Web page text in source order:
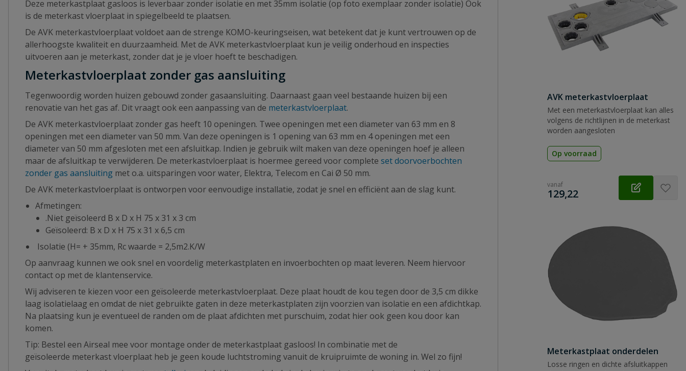
Deze meterkastplaat gasloos is leverbaar zonder isolatie en met 35mm isolatie (op foto exemplaar zonder isolatie) Ook
is de meterkast vloerplaat in spiegelbeeld te plaatsen.
De AVK meterkastvloerplaat voldoet aan de strenge KOMO-keuringseisen, wat betekent dat je kunt vertrouwen op de
allerhoogste kwaliteit en duurzaamheid. Met de AVK meterkastvloerplaat kun je veilig onderhoud en inspecties
uitvoeren aan je meterkast, zonder dat je je vloer hoeft te beschadigen.
Meterkastvloerplaat zonder gas aansluiting
Tegenwoordig worden huizen gebouwd zonder gasaansluiting. Daarnaast gaan veel bestaande huizen bij een
renovatie van het gas af. Dit vraagt ook een aanpassing van de meterkastvloerplaat.
De AVK meterkastvloerplaat zonder gas heeft 10 openingen. Twee openingen met een diameter van 63 mm en 8
openingen met een diameter van 50 mm. Van deze openingen is 1 opening van 63 mm en 4 openingen met een
diameter van 50 mm afgesloten met een afsluitkap. Indien je gebruik wilt maken van deze openingen hoef je alleen
maar de afsluitkap te verwijderen. De meterkastvloerplaat is hoermee gereed voor complete set doorvoerbochten
zonder gas aansluiting met o.a. uitsparingen voor water, Elektra, Telecom en Cai Ø 50 mm.
De AVK meterkastvloerplaat is ontworpen voor eenvoudige installatie, zodat je snel en efficiënt aan de slag kunt.
Afmetingen:
.Niet geïsoleerd B x D x H 75 x 31 x 3 cm
Geïsoleerd: B x D x H 75 x 31 x 6,5 cm
Isolatie (H= + 35mm, Rc waarde = 2,5m2.K/W
Op aanvraag kunnen we ook snel en voordelig meterkastplaten en invoerbochten op maat leveren. Neem hiervoor
contact op met de klantenservice.
Wij adviseren te kiezen voor een geïsoleerde meterkastvloerplaat. Deze plaat houdt de kou tegen door de 3,5 cm dikke
laag isolatielaag en omdat de niet gebruikte gaten in deze meterkastplaten zijn voorzien van isolatie en een afdichtkap.
Na plaatsing kun je eventueel de randen om de plaat afdichten met purschuim, zodat hier ook geen kou door kan
komen.
Tip: Bestel een Airseal mee voor montage onder de meterkastplaat gasloos! In combinatie met de
geïsoleerde meterkast vloerplaat heb je geen koude luchtstroming vanuit de kruipruimte de woning in. Wel zo fijn!
AVK meterkastvloerplaat
Met een meterkastvloerplaat kan alles
volgens de richtlijnen in de meterkast
worden aangesloten
Op voorraad
vanaf
€
129,22
Meterkastplaat onderdelen
Losse ringen en dichte afsluitkappen